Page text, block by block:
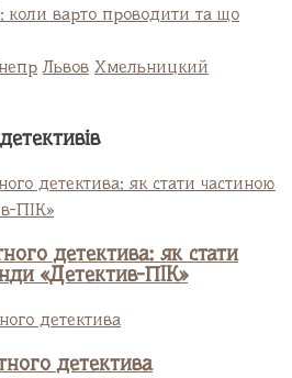
коли варто проводити та що
Львов Хмельницкий
детектива: як стати
«Детектив-ПІК»
детектива